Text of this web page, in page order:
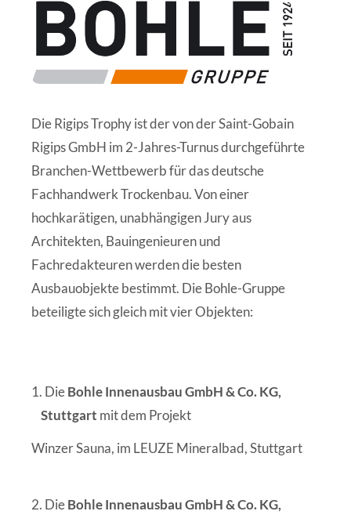
Die Rigips Trophy ist der von der Saint-Gobain
Rigips GmbH im 2-Jahres-Turnus durchgeführte
Branchen-Wettbewerb für das deutsche
Fachhandwerk Trockenbau. Von einer
hochkarätigen, unabhängigen Jury aus
Architekten, Bauingenieuren und
Fachredakteuren werden die besten
Ausbauobjekte bestimmt. Die Bohle-Gruppe
beteiligte sich gleich mit vier Objekten:
1. DieBohle Innenausbau GmbH & Co. KG,
Stuttgart mit dem Projekt
Winzer Sauna, im LEUZE Mineralbad, Stuttgart
2. DieBohle Innenausbau GmbH & Co. KG,